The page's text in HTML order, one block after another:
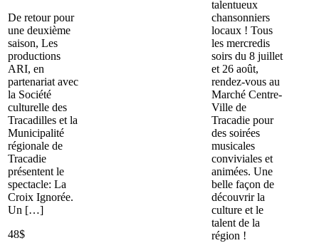
De retour pour
une deuxième
saison, Les
productions
ARI, en
partenariat avec
la Société
culturelle des
Tracadilles et la
Municipalité
régionale de
Tracadie
présentent le
spectacle: La
Croix Ignorée.
Un […]
48$
talentueux
chansonniers
locaux ! Tous
les mercredis
soirs du 8 juillet
et 26 août,
rendez-vous au
Marché Centre-
Ville de
Tracadie pour
des soirées
musicales
conviviales et
animées. Une
belle façon de
découvrir la
culture et le
talent de la
région !